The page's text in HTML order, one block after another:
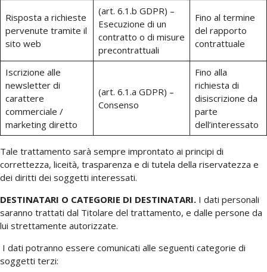
Risposta a richieste
pervenute tramite il
sito web
(art. 6.1.b GDPR) –
Esecuzione di un
contratto o di misure
precontrattuali
Fino al termine
del rapporto
contrattuale
Iscrizione alle
newsletter di
carattere
commerciale /
marketing diretto
(art. 6.1.a GDPR) –
Consenso
Fino alla
richiesta di
disiscrizione da
parte
dell’interessato
Tale trattamento sarà sempre improntato ai principi di
correttezza, liceità, trasparenza e di tutela della riservatezza e
dei diritti dei soggetti interessati.
DESTINATARI O CATEGORIE DI DESTINATARI. I dati personali
saranno trattati dal Titolare del trattamento, e dalle persone da
lui strettamente autorizzate.
I dati potranno essere comunicati alle seguenti categorie di
soggetti terzi: